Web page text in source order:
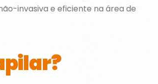
invasiva e eficiente na área de